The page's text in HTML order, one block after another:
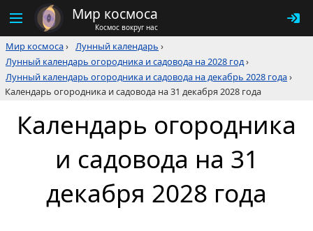
Мир космоса
Космос вокруг нас
Мир космоса› Лунный календарь ›
Лунный календарь огородника и садовода на 2028 год›
Лунный календарь огородника и садовода на декабрь 2028 года›
Календарь огородника и садовода на 31 декабря 2028 года
Календарь огородника
и садовода на 31
декабря 2028 года